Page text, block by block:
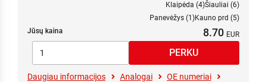
Klaipėda (4)Šiauliai (6)
Panevėžys (1)Kauno prd (5)
Jūsų kaina
8.70
Daugiau informacijos Analogai
OE numeriai